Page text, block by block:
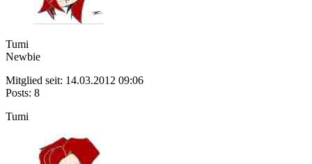
Tumi
Newbie
Mitglied seit: 14.03.2012 09:06
Posts: 8
Tumi